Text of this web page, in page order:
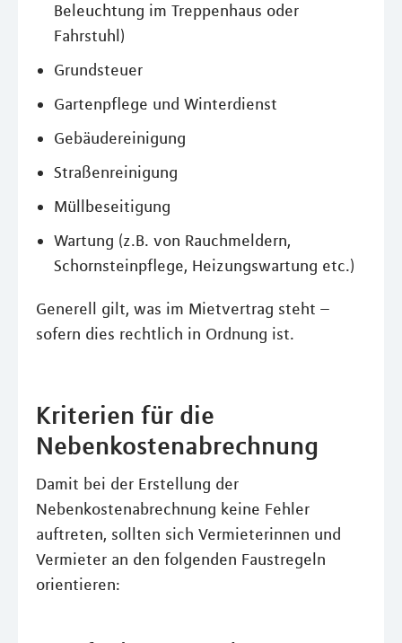
Beleuchtung im Treppenhaus oder
Fahrstuhl)
Grundsteuer
Gartenpflege und Winterdienst
Gebäudereinigung
Straßenreinigung
Müllbeseitigung
Wartung (z.B. von Rauchmeldern,
Schornsteinpflege, Heizungswartung etc.)
Generell gilt, was im Mietvertrag steht –
sofern dies rechtlich in Ordnung ist.
Kriterien für die
Nebenkostenabrechnung
Damit bei der Erstellung der
Nebenkostenabrechnung keine Fehler
auftreten, sollten sich Vermieterinnen und
Vermieter an den folgenden Faustregeln
orientieren: